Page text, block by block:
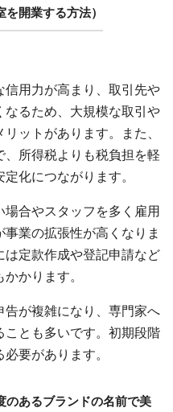
開業する方法）
用力が高まり、取引先や
るため、大規模な取引や
ットがあります。また、
所得税よりも税負担を軽
化につながります。
合やスタッフを多く雇用
業の拡張性が高くなりま
定款作成や登記申請など
かります。
が複雑になり、専門家へ
とも多いです。初期段階
要があります。
のあるブランドの名前で美